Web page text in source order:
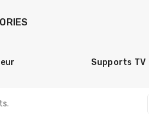
Supports TV